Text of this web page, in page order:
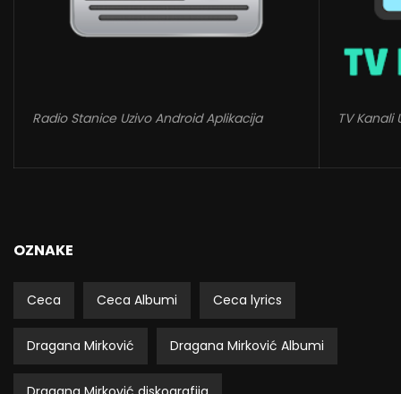
Radio Stanice Uzivo Android Aplikacija TV Kanali
OZNAKE
Ceca Ceca Albumi Ceca lyrics
Dragana Mirković Dragana Mirković Albumi